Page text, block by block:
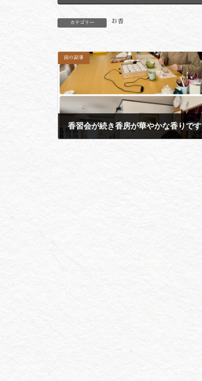
カテゴリー お香
前の記事
香習会が続き香房が華やかな香りです